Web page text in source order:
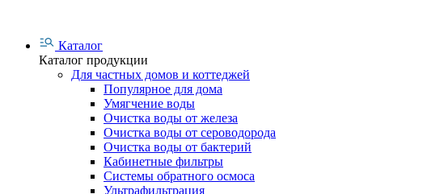
Каталог
Каталог продукции
Для частных домов и коттеджей
Популярное для дома
Умягчение воды
Очистка воды от железа
Очистка воды от сероводорода
Очистка воды от бактерий
Кабинетные фильтры
Системы обратного осмоса
Ультрафильтрация